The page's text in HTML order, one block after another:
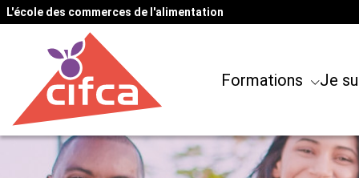
L'école des commerces de l'alimentation
Formations Je